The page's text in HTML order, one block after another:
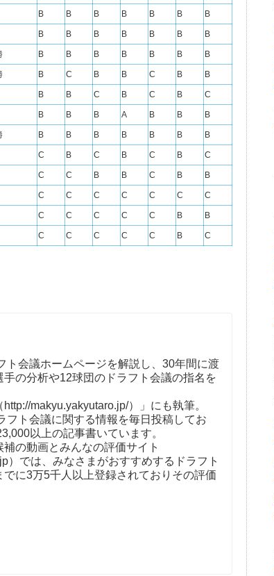
B B B B B B B
B B B B B B B
B B B B B B B
B C B B C B B
B B C B C B C
B B B A B B B
B B B B B B B
C B C B C B C
C C B B C B B
C C C C C C C
C C C C C B B
C C C C C B C
会議ホームページを解説し、30年間に渡
の分析や12球団のドラフト会議の指名を
makyu.yakyutaro.jp/）」にも執筆。
ト会議に関する情報を毎日投稿してお
以上の記事書いています。
の動画とみんなの評価サイト
）では、みなさまがおすすめするドラフト
に3万5千人以上登録されておりその評価